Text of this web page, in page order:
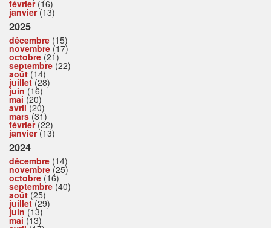
février(16)
janvier(13)
2025
décembre (15)
novembre (17)
octobre (21)
septembre (22)
août (14)
juillet(28)
juin (16)
mai (20)
avril(20)
mars(31)
février(22)
janvier(13)
2024
décembre (14)
novembre (25)
octobre (16)
septembre (40)
août (25)
juillet(29)
juin (13)
mai (13)